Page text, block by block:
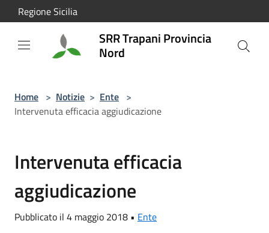
Salta al contenuto principale
Regione Sicilia
SRR Trapani Provincia
Nord
Home > Notizie > Ente >
Intervenuta efficacia aggiudicazione
Intervenuta efficacia
aggiudicazione
Pubblicato il 4 maggio 2018 • Ente